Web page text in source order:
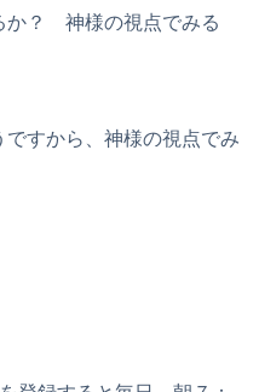
か？ 神様の視点でみる
すから、神様の視点でみ